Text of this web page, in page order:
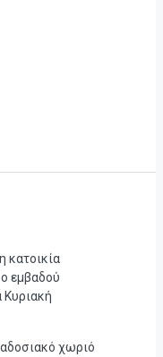
κατοικία
εμβαδού
Κυριακή
χωριό